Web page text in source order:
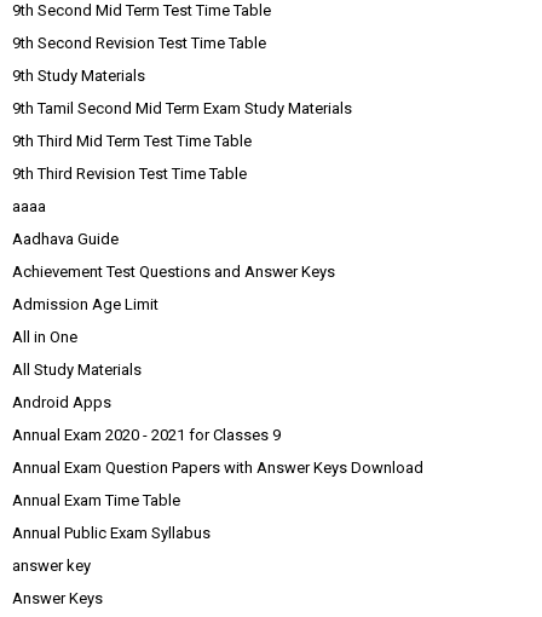
9th Second Mid Term Test Time Table
9th Second Revision Test Time Table
9th Study Materials
9th Tamil Second Mid Term Exam Study Materials
9th Third Mid Term Test Time Table
9th Third Revision Test Time Table
aaaa
Aadhava Guide
Achievement Test Questions and Answer Keys
Admission Age Limit
All in One
All Study Materials
Android Apps
Annual Exam 2020 - 2021 for Classes 9
Annual Exam Question Papers with Answer Keys Download
Annual Exam Time Table
Annual Public Exam Syllabus
answer key
Answer Keys